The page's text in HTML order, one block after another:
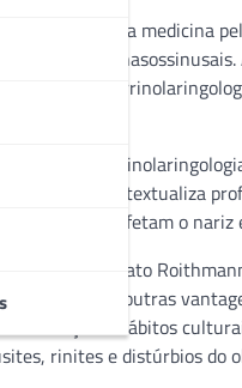
reconhecida na medicina
de
de
a obra contextualiza
que afetam o nariz
CCF, Dr. Renato
e trazer outras
mudança de hábitos
rinites e distúrbios do